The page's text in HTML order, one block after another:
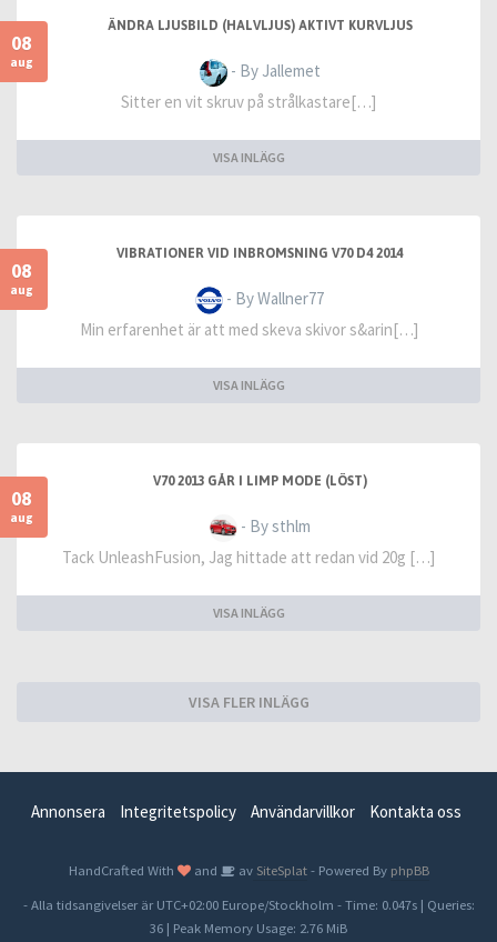
08
aug
ÄNDRA LJUSBILD (HALVLJUS) AKTIVT KURVLJUS
- By Jallemet
Sitter en vit skruv på strålkastare[…]
VISA INLÄGG
08
aug
VIBRATIONER VID INBROMSNING V70 D4 2014
- By Wallner77
Min erfarenhet är att med skeva skivor s&arin[…]
VISA INLÄGG
08
aug
V70 2013 GÅR I LIMP MODE (LÖST)
- By sthlm
Tack UnleashFusion, Jag hittade att redan vid 20g […]
VISA INLÄGG
VISA FLER INLÄGG
Annonsera Integritetspolicy Användarvillkor Kontakta oss
HandCrafted With and avSiteSplat- Powered By phpBB
- Alla tidsangivelser är UTC+02:00 Europe/Stockholm - Time: 0.047s| Queries:
36 | Peak Memory Usage: 2.76 MiB